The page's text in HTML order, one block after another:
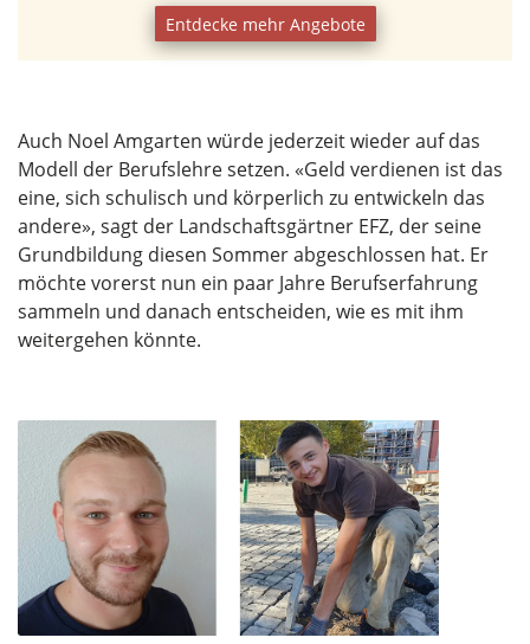
Entdecke mehr Angebote
Auch Noel Amgarten würde jederzeit wieder auf das
Modell der Berufslehre setzen. «Geld verdienen ist das
eine, sich schulisch und körperlich zu entwickeln das
andere», sagt der Landschaftsgärtner EFZ, der seine
Grundbildung diesen Sommer abgeschlossen hat. Er
möchte vorerst nun ein paar Jahre Berufserfahrung
sammeln und danach entscheiden, wie es mit ihm
weitergehen könnte.